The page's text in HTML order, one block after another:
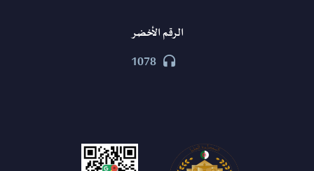
الرقم الأخضر


1078